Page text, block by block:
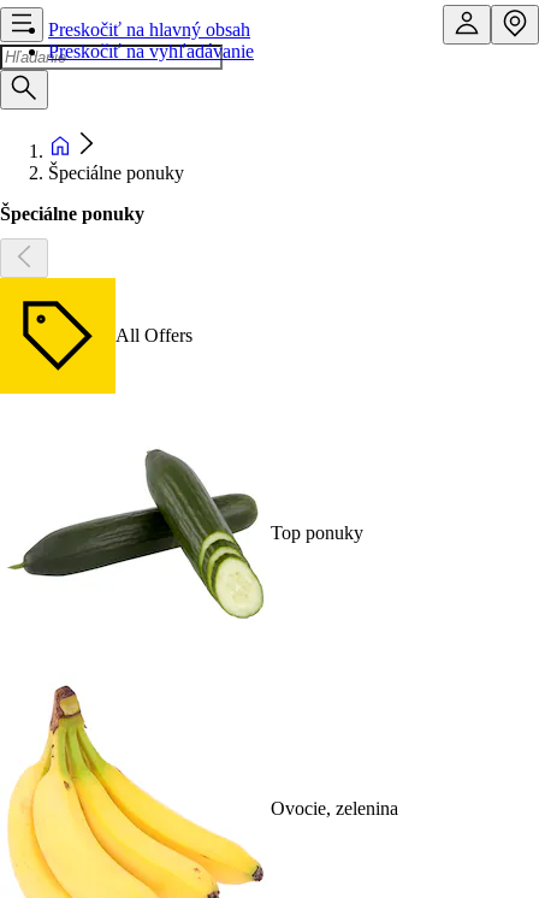
Preskočiť na hlavný obsah
Preskočiť na vyhľadávanie
Špeciálne ponuky
Špeciálne ponuky
All Offers
Top ponuky
Ovocie, zelenina